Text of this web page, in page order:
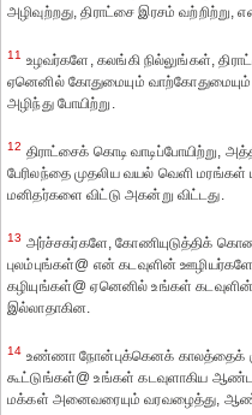
அழிவுற்றது, திராட்சை இரசம்
11 உழவர்களே, கலங்கி நில்லுங்கள்,
ஏனெனில் கோதுமையும்
அழிந்து போயிற்று.
12 திராட்சைக் கொடி வாடிப்போயிற்று,
பேரிலந்தை முதலிய வயல் வெளி மரங்கள்
மனிதர்களை விட்டு அகன்று விட்டது.
13 அர்ச்சகர்களே, கோணியுடுத்திக்
புலம்புங்கள்@ என் கடவுளின்
கழியுங்கள்@ ஏனெனில் உங்கள் கடவுளின்
இல்லாதாகின.
14 உண்ணா நோன்புக்கெனக் காலத்தைக்
கூட்டுங்கள்@ உங்கள் கடவுளாகிய
மக்கள் அனைவரையும் வரவழைத்து,